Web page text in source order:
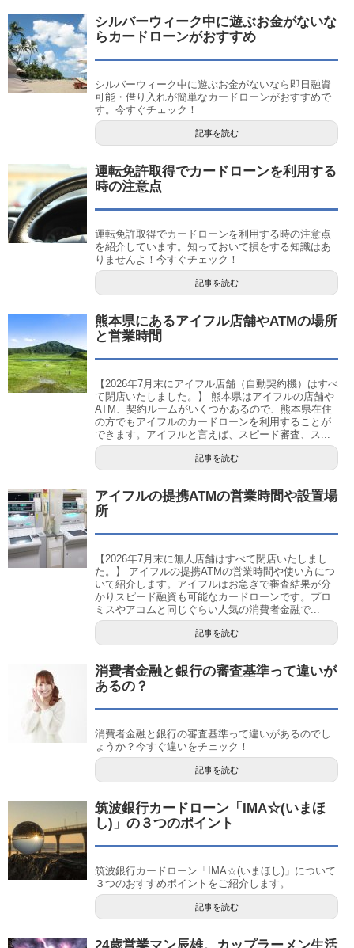
シルバーウィーク中に遊ぶお金がないな
らカードローンがおすすめ
シルバーウィーク中に遊ぶお金がないなら即日融資
可能・借り入れが簡単なカードローンがおすすめで
す。今すぐチェック！
記事を読む
運転免許取得でカードローンを利用する
時の注意点
運転免許取得でカードローンを利用する時の注意点
を紹介しています。知っておいて損をする知識はあ
りませんよ！今すぐチェック！
記事を読む
熊本県にあるアイフル店舗やATMの場所
と営業時間
【2026年7月末にアイフル店舗（自動契約機）はすべ
て閉店いたしました。】 熊本県はアイフルの店舗や
ATM、契約ルームがいくつかあるので、熊本県在住
の方でもアイフルのカードローンを利用することが
できます。アイフルと言えば、スピード審査、ス...
記事を読む
アイフルの提携ATMの営業時間や設置場
所
【2026年7月末に無人店舗はすべて閉店いたしまし
た。】 アイフルの提携ATMの営業時間や使い方につ
いて紹介します。アイフルはお急ぎで審査結果が分
かりスピード融資も可能なカードローンです。プロ
ミスやアコムと同じぐらい人気の消費者金融で...
記事を読む
消費者金融と銀行の審査基準って違いが
あるの？
消費者金融と銀行の審査基準って違いがあるのでし
ょうか？今すぐ違いをチェック！
記事を読む
筑波銀行カードローン「IMA☆(いまほ
し)」の３つのポイント
筑波銀行カードローン「IMA☆(いまほし)」について
３つのおすすめポイントをご紹介します。
記事を読む